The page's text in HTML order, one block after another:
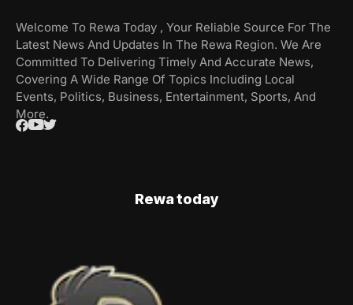
Welcome To Rewa Today , Your Reliable Source For The
Latest News And Updates In The Rewa Region. We Are
Committed To Delivering Timely And Accurate News,
Covering A Wide Range Of Topics Including Local
Events, Politics, Business, Entertainment, Sports, And
More.
Rewa today